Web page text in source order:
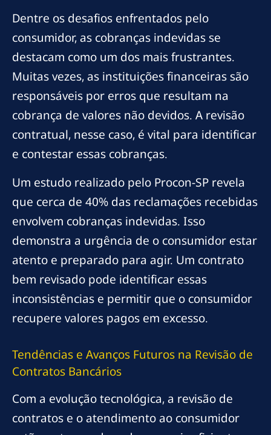
Dentre os desafios enfrentados pelo
consumidor, as cobranças indevidas se
destacam como um dos mais frustrantes.
Muitas vezes, as instituições financeiras são
responsáveis por erros que resultam na
cobrança de valores não devidos. A revisão
contratual, nesse caso, é vital para identificar
e contestar essas cobranças.
Um estudo realizado pelo Procon-SP revela
que cerca de 40% das reclamações recebidas
envolvem cobranças indevidas. Isso
demonstra a urgência de o consumidor estar
atento e preparado para agir. Um contrato
bem revisado pode identificar essas
inconsistências e permitir que o consumidor
recupere valores pagos em excesso.
Tendências e Avanços Futuros na Revisão de
Contratos Bancários
Com a evolução tecnológica, a revisão de
contratos e o atendimento ao consumidor